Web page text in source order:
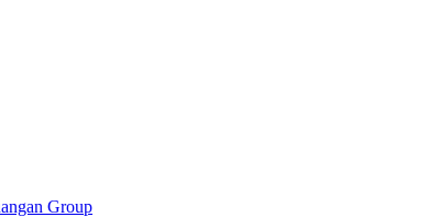
Group